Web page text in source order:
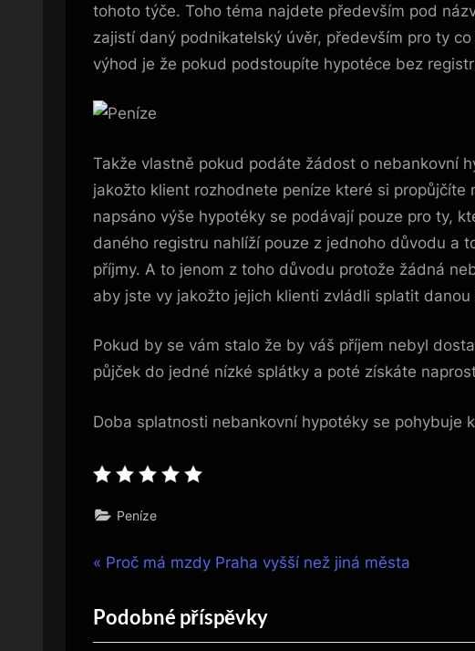
tohoto týče. Toho téma najdete především pod
zajistí daný podnikatelský úvěr, především pro ty
výhod je že pokud podstoupíte hypotéce bez
Takže vlastně pokud podáte žádost o nebankovní
jakožto klient rozhodnete peníze které si
napsáno výše hypotéky se podávají pouze pro ty,
daného registru nahlíží pouze z jednoho důvodu a
příjmy. A to jenom z toho důvodu protože žádná
aby jste vy jakožto jejich klienti zvládli splatit danou
Pokud by se vám stalo že by váš příjem nebyl
půjček do jedné nízké splátky a poté získáte
Doba splatnosti nebankovní hypotéky se pohybuje
Peníze
Navigace
pro
P
e
v
Proč má mzdy Praha vyšší než jiná města
Podobné příspěvky